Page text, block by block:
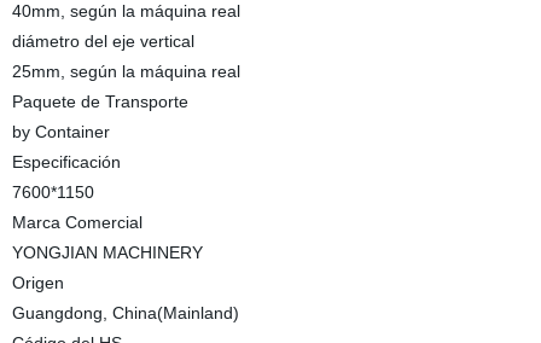
40mm, según la máquina real
diámetro del eje vertical
25mm, según la máquina real
Paquete de Transporte
by Container
Especificación
7600*1150
Marca Comercial
YONGJIAN MACHINERY
Origen
Guangdong, China(Mainland)